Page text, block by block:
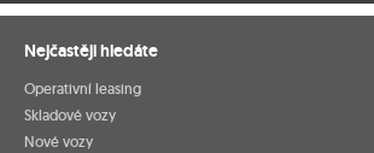
Nejčastěji hledáte
Operativní leasing
Skladové vozy
Nové vozy